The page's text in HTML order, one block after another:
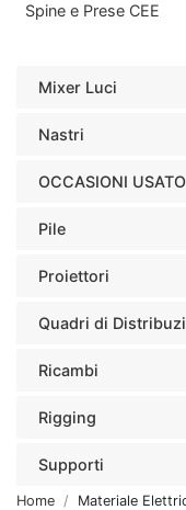
Spine e Prese CEE
Mixer Luci
Nastri
OCCASIONI USATO
Pile
Proiettori
Quadri di
Ricambi
Rigging
Supporti
Home Materiale